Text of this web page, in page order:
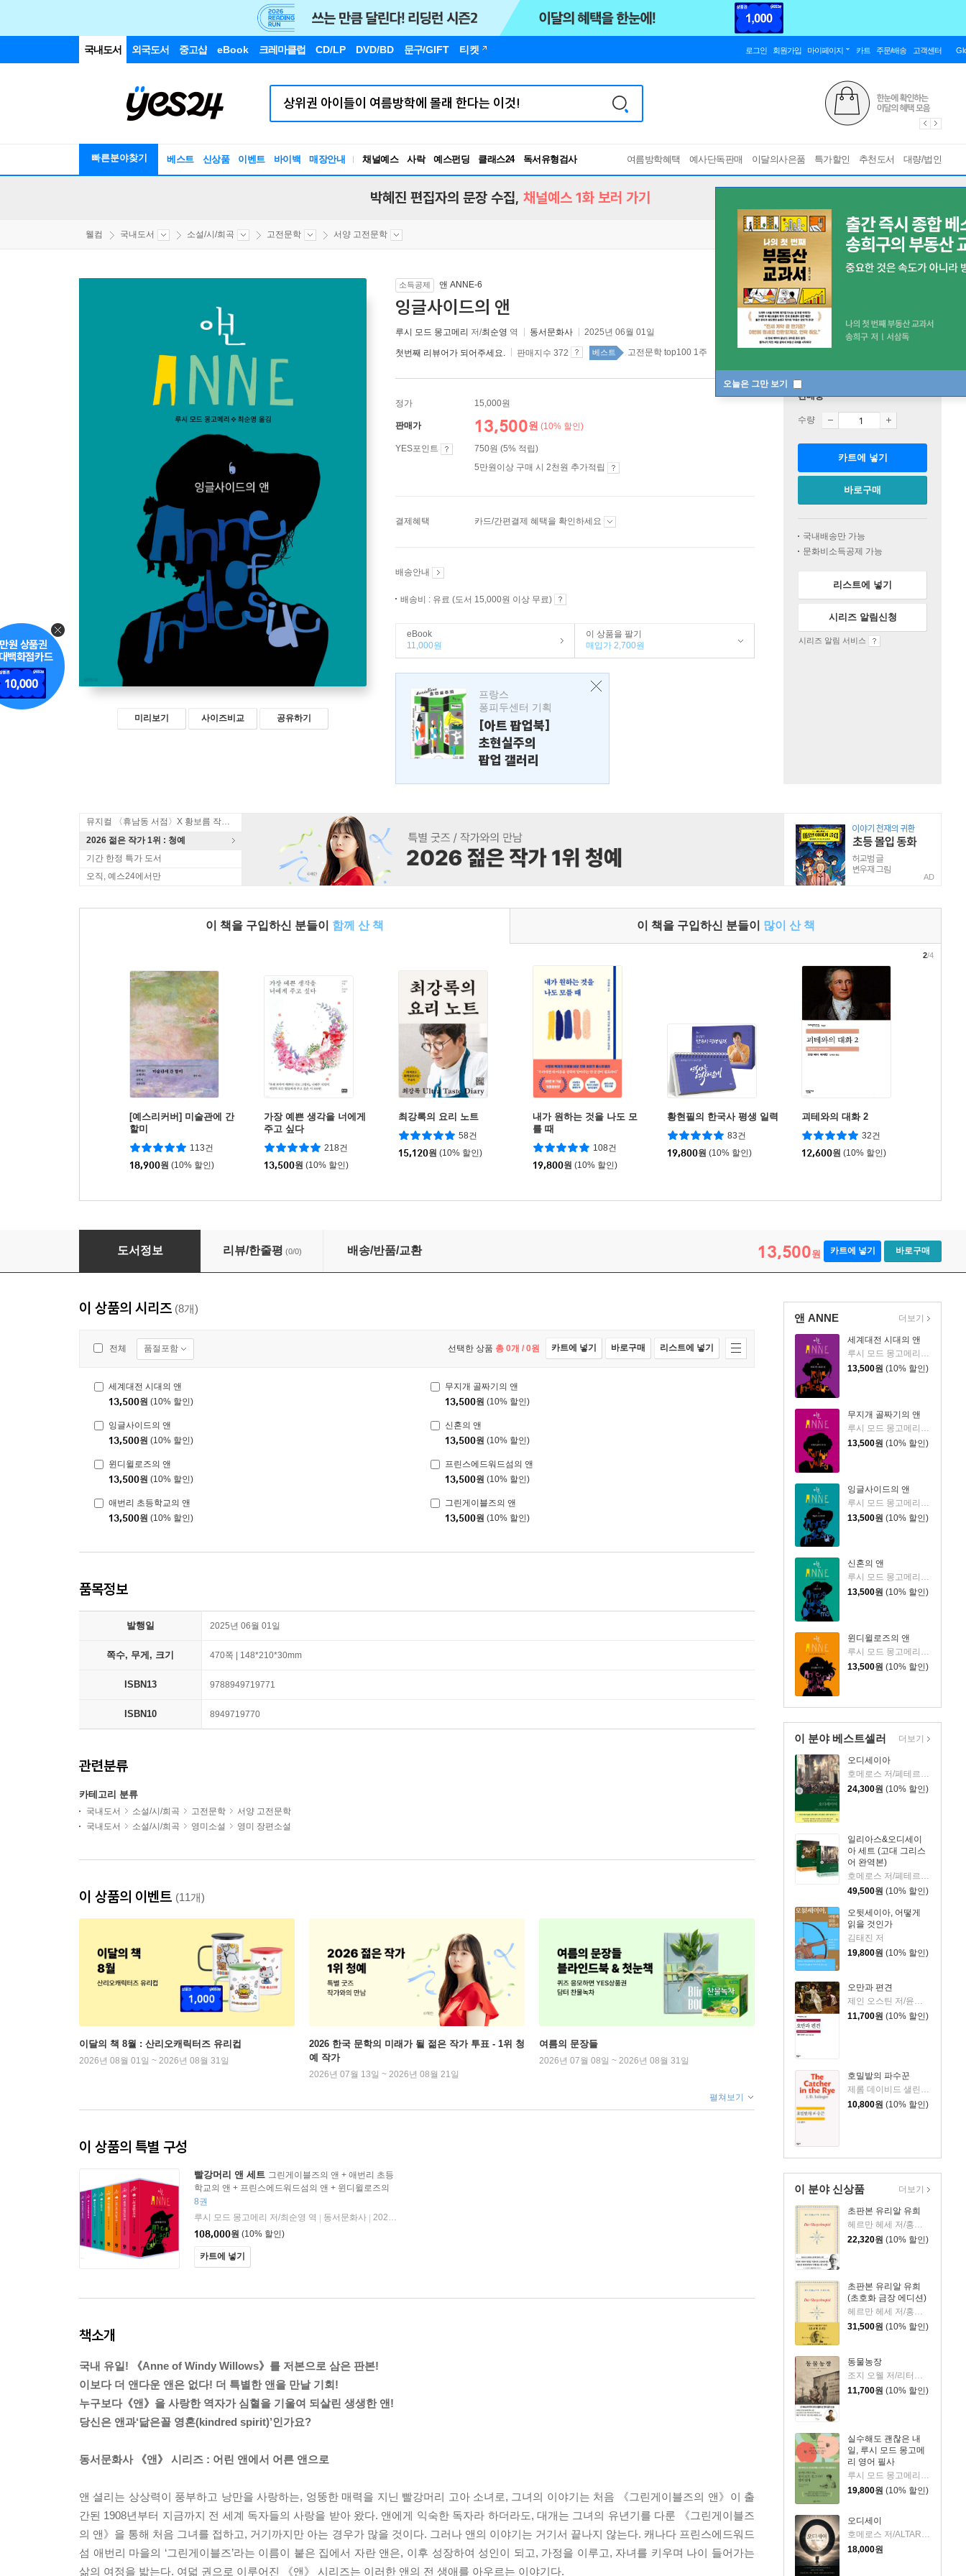
국내도서 외국도서 중고샵 eBook 크레마클럽 CD/LP DVD/BD 문구/GIFT 티켓 로그인 회원가입 마이페이지 카트 주문/배송 고객센터
빠른분야찾기 베스트 신상품 이벤트 바이백 매장안내 채널예스 사락 예스펀딩 클래스24
RBTI Lab
독서유형검사
여름방학혜택 예사단독판매 이달의사은품 특가할인 추천도서 대량/법인
오늘은 그만 보기
박혜진 편집자의 문장 수집, 채널예스 1화 보러 가기
웰컴 국내도서 소설/시/희곡 고전문학 서양 고전문학
미리보기 사이즈비교 공유하기
소득공제 앤 ANNE-6
잉글사이드의 앤
루시 모드 몽고메리 저/최순영 역 동서문화사 2025년 06월 01일
첫번째 리뷰어가 되어주세요. 판매지수 372 베스트 고전문학 top100 1주
정가 15,000원
판매가 13,500원 (10% 할인)
YES포인트
750원 (5% 적립)
5만원이상 구매 시 2천원 추가적립
결제혜택 카드/간편결제 혜택을 확인하세요
배송안내
배송비 : 유료 (도서 15,000원 이상 무료)
eBook
11,000원
이 상품을 팔기
매입가 2,700원
프랑스
퐁피두센터 기획
[아트 팝업북]
초현실주의
팝업 갤러리
판매중
수량
카트에 넣기
바로구매
국내배송만 가능
문화비소득공제 가능
리스트에 넣기
시리즈 알림신청
시리즈 알림 서비스
뮤지컬 〈휴남동 서점〉X 황보름 작가 북토크
2026 젊은 작가 1위 : 청예
기간 한정 특가 도서
오직, 예스24에서만
AD
이 책을 구입하신 분들이 함께 산 책 이 책을 구입하신 분들이 많이 산 책
[예스리커버] 미술관에 간
할미
113건
18,900원 (10% 할인)
가장 예쁜 생각을 너에게
주고 싶다
218건
13,500원 (10% 할인)
최강록의 요리 노트
58건
15,120원 (10% 할인)
내가 원하는 것을 나도 모
를 때
108건
19,800원 (10% 할인)
황현필의 한국사 평생 일력
83건
19,800원 (10% 할인)
괴테와의 대화 2
32건
12,600원 (10% 할인)
2/4
잉글사이드의 앤
도서정보 리뷰/한줄평 (0/0) 배송/반품/교환 13,500원 카트에 넣기 바로구매
앤 ANNE
세계대전 시대의 앤
루시 모드 몽고메리 저/최순영 역
13,500원 (10% 할인)
무지개 골짜기의 앤
루시 모드 몽고메리 저/최순영 역
13,500원 (10% 할인)
잉글사이드의 앤
13,500원 (10% 할인)
신혼의 앤
루시 모드 몽고메리 저/최순영 역
13,500원 (10% 할인)
윈디윌로즈의 앤
루시 모드 몽고메리 저/최순영 역
13,500원 (10% 할인)
더보기
이 분야 베스트셀러
오디세이아
호메로스 저/페테르 파울 루벤스 그림/박문재 역
24,300원 (10% 할인)
일리아스&오디세이
아 세트 (고대 그리스
어 완역본)
49,500원 (10% 할인)
오뒷세이아, 어떻게
읽을 것인가
김태진 저
19,800원 (10% 할인)
오만과 편견
제인 오스틴 저/윤지관,전승희 공역
11,700원 (10% 할인)
호밀밭의 파수꾼
제롬 데이비드 샐린저 저/공경희 역
10,800원 (10% 할인)
더보기
이 분야 신상품
초판본 유리알 유희
헤르만 헤세 저/홍진호 역
22,320원 (10% 할인)
초판본 유리알 유희
(초호화 금장 에디션)
헤르만 헤세 저/홍진호 역
31,500원 (10% 할인)
동물농장
조지 오웰 저/리터링크 역
11,700원 (10% 할인)
실수해도 괜찮은 내
일, 루시 모드 몽고메
리 영어 필사
루시 모드 몽고메리 저/이루리 편역
19,800원 (10% 할인)
오디세이
호메로스 저/ALTARI LAB 편
18,000원
더보기
이 상품의 시리즈 (8개)
전체 품절포함 선택한 상품 총 0개 / 0원 카트에 넣기 바로구매 리스트에 넣기
세계대전 시대의 앤
13,500원 (10% 할인)
무지개 골짜기의 앤
13,500원 (10% 할인)
잉글사이드의 앤
13,500원 (10% 할인)
신혼의 앤
13,500원 (10% 할인)
윈디윌로즈의 앤
13,500원 (10% 할인)
프린스에드워드섬의 앤
13,500원 (10% 할인)
애번리 초등학교의 앤
13,500원 (10% 할인)
그린게이블즈의 앤
13,500원 (10% 할인)
품목정보
발행일 2025년 06월 01일
쪽수, 무게, 크기 470쪽 | 148*210*30mm
ISBN13 9788949719771
ISBN10 8949719770
관련분류
카테고리 분류
국내도서 소설/시/희곡 고전문학
서양 고전문학
국내도서
소설/시/희곡 영미소설 영미 장편소설
이 상품의 이벤트 (11개)
이달의 책 8월 : 산리오캐릭터즈 유리컵
2026년 08월 01일 ~ 2026년 08월 31일
2026 한국 문학의 미래가 될 젊은 작가 투표 - 1위 청
예 작가
2026년 07월 13일 ~ 2026년 08월 21일
여름의 문장들
2026년 07월 08일 ~ 2026년 08월 31일
펼쳐보기
이 상품의 특별 구성
빨강머리 앤 세트 그린게이블즈의 앤 + 애번리 초등
학교의 앤 + 프린스에드워드섬의 앤 + 윈디윌로즈의
앤 + 신혼의 앤 + 잉글사이드의 앤 + 무지개 골짜기의
앤 + 세계대전 시대의 앤
8권
루시 모드 몽고메리 저/최순영 역
동서문화사
2025년 06월 01일
108,000원 (10% 할인)
카트에 넣기
책소개
국내 유일! 《Anne of Windy Willows》를 저본으로 삼은 판본!
이보다 더 앤다운 앤은 없다! 더 특별한 앤을 만날 기회!
누구보다《앤》을 사랑한 역자가 심혈을 기울여 되살린 생생한 앤!
당신은 앤과‘닮은꼴 영혼(kindred spirit)’인가요?
동서문화사 《앤》 시리즈 : 어린 앤에서 어른 앤으로
앤 셜리는 상상력이 풍부하고 낭만을 사랑하는, 엉뚱한 매력을 지닌 빨강머리 고아 소녀로, 그녀의 이야기는 처음 《그린게이블즈의 앤》이 출
간된 1908년부터 지금까지 전 세계 독자들의 사랑을 받아 왔다. 앤에게 익숙한 독자라 하더라도, 대개는 그녀의 유년기를 다룬 《그린게이블즈
의 앤》을 통해 처음 그녀를 접하고, 거기까지만 아는 경우가 많을 것이다. 그러나 앤의 이야기는 거기서 끝나지 않는다. 캐나다 프린스에드워드
섬 애번리 마을의 ‘그린게이블즈’라는 이름이 붙은 집에서 자란 앤은, 이후 성장하여 성인이 되고, 가정을 이루고, 자녀를 키우며 나이 들어가는
삶의 여정을 밟는다. 여덟 권으로 이루어진 《앤》 시리즈는 이러한 앤의 전 생애를 아우르는 이야기다.